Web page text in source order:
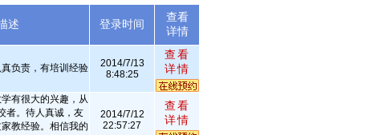
述 登录时间
查看
详情
负责，有培训经验
2014/7/13
8:48:25
查看
详情
有很大的兴趣，从
者。待人真诚，友
教经验。相信我的
2014/7/12
22:57:27
查看
详情